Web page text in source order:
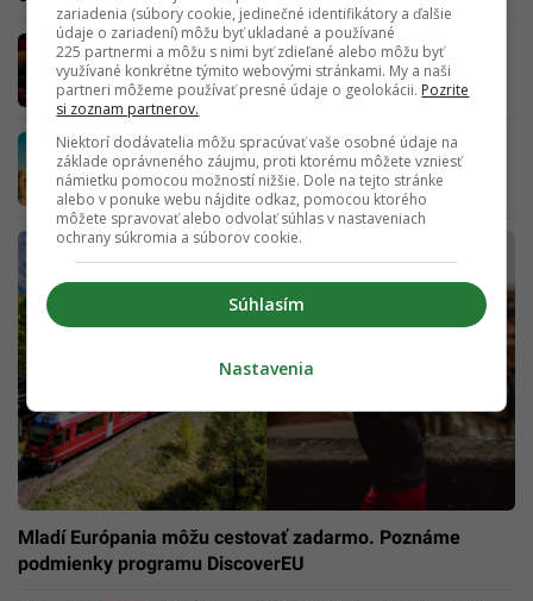
Vietnam láka na dlhodobý pobyt: Nový
program zlatých víz otvára dvere cudzincom.
Takto ho vieš získať aj ty
Najslnečnejšie mestá Európy: Destinácie,
ktoré ťa naplnia energiou a odbúrajú stres
Mladí Európania môžu cestovať zadarmo. Poznáme
podmienky programu DiscoverEU
zariadenia (súbory cookie, jedinečné identifikátory a ďalšie
údaje o zariadení) môžu byť ukladané a používané
225 partnermi a môžu s nimi byť zdieľané alebo môžu byť
využívané konkrétne týmito webovými stránkami. My a naši
partneri môžeme používať presné údaje o geolokácii. Pozrite
si zoznam partnerov.
Niektorí dodávatelia môžu spracúvať vaše osobné údaje na
základe oprávneného záujmu, proti ktorému môžete vzniesť
námietku pomocou možností nižšie. Dole na tejto stránke
alebo v ponuke webu nájdite odkaz, pomocou ktorého
môžete spravovať alebo odvolať súhlas v nastaveniach
ochrany súkromia a súborov cookie.
Súhlasím
Nastavenia